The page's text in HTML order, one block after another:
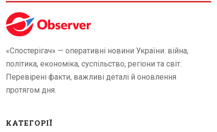
«Спостерігач» — оперативні новини України: війна,
політика, економіка, суспільство, регіони та світ.
Перевірені факти, важливі деталі й оновлення
протягом дня.
КАТЕГОРІЇ